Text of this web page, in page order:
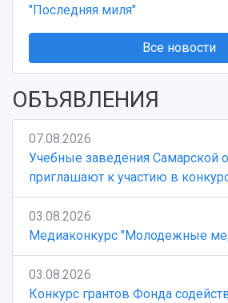
"Последняя миля"
Все новости
ОБЪЯВЛЕНИЯ
07.08.2026
Учебные заведения Самарской
приглашают к участию в
03.08.2026
Медиаконкурс "Молодежные
03.08.2026
Конкурс грантов Фонда